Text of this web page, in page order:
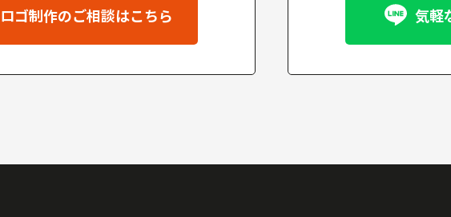
ロゴ制作のご相談はこちら 気軽